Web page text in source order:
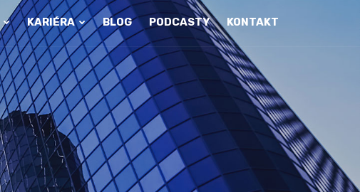
KARIÉRA BLOG PODCASTY KONTAKT